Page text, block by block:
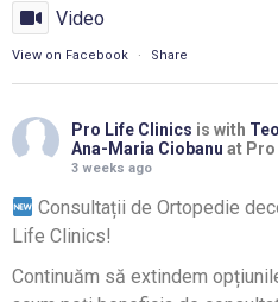
Video
View on Facebook · Share
Pro Life Clinics is with
Ana-Maria Ciobanu at
3 weeks ago
Consultații de Ortopedie
Life Clinics!
Continuăm să extindem